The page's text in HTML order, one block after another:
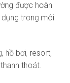
được hoàn
dụng trong môi
hồ bơi, resort,
thoát.